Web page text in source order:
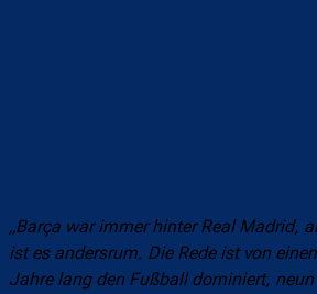
„Barça war immer hinter Real Madrid,
ist es andersrum. Die Rede ist von
Jahre lang den Fußball dominiert,